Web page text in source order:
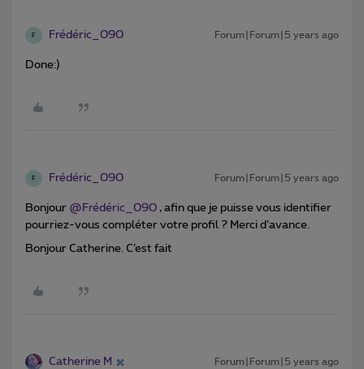
F Frédéric_090 Forum|Forum|5 years ago
Done:)
F Frédéric_090 Forum|Forum|5 years ago
Bonjour @Frédéric_090 , afin que je puisse vous identifier
pourriez-vous compléter votre profil ? Merci d’avance.
Bonjour Catherine. C’est fait
Catherine M Forum|Forum|5 years ago